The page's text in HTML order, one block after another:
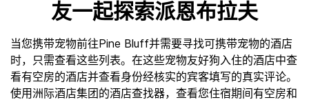
友一起探索派恩布拉夫
当您携带宠物前往Pine Bluff并需要寻找可携带宠物的酒店
时，只需查看这些列表。在这些宠物友好狗入住的酒店中查
看有空房的酒店并查看身份经核实的宾客填写的真实评论。
使用洲际酒店集团的酒店查找器，查看您住宿期间有空房和